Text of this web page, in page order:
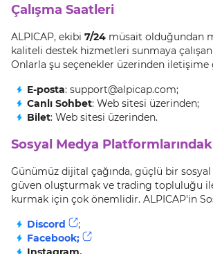
Çalışma Saatleri
ALPICAP, ekibi 7/24 müsait olduğundan
kaliteli destek hizmetleri sunmaya
Onlarla şu seçenekler üzerinden iletişime
E-posta: support@alpicap.com;
Canlı Sohbet: Web sitesi üzerinden;
Bilet: Web sitesi üzerinden.
Sosyal Medya
Günümüz dijital çağında, güçlü bir sosyal
güven oluşturmak ve trading topluluğu
kurmak için çok önemlidir. ALPICAP'in
Discord
;
Facebook;